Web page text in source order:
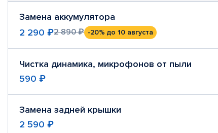
Замена аккумулятора
2 290 ₽2 890 ₽ -20% до 10 августа
Чистка динамика, микрофонов от пыли
590 ₽
Замена задней крышки
2 590 ₽